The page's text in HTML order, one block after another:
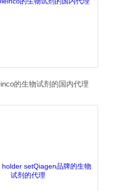
的生物试剂的国内代理